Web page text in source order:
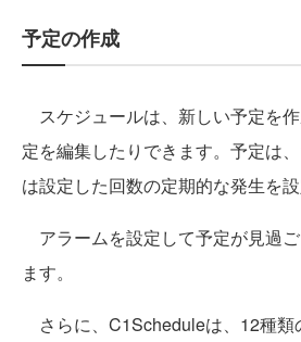
予定の作成
スケジュールは、新しい予定を
定を編集したりできます。予定は
は設定した回数の定期的な発生を設
アラームを設定して予定が見過
ます。
さらに、C1Scheduleは、12種類